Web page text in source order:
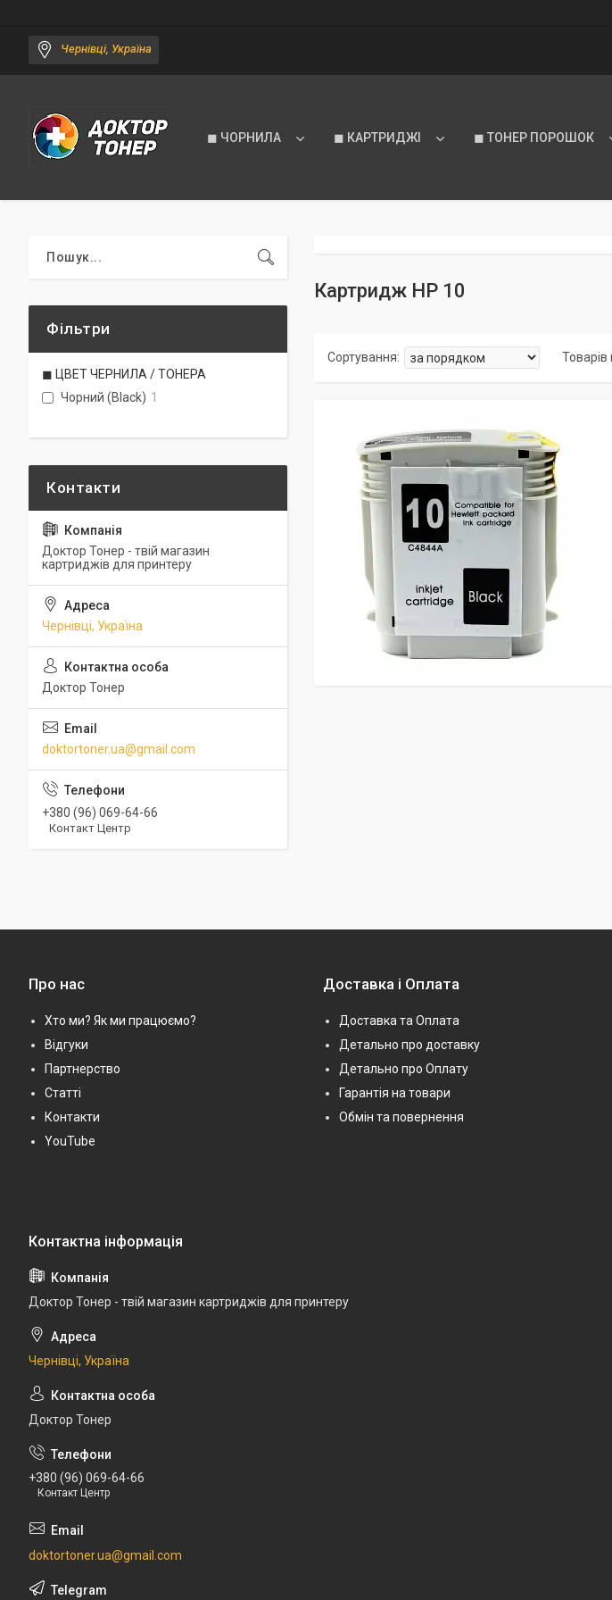
Чернівці, Україна
◼ ЧОРНИЛА ◼ КАРТРИДЖІ ◼ ТОНЕР ПОРОШОК
Картридж HP 10
Фільтри
◼ ЦВЕТ ЧЕРНИЛА / ТОНЕРА
Чорний (Black) 1
Доктор Тонер - твій магазин
картриджів для принтеру
Чернівці, Україна
Доктор Тонер
doktortoner.ua@gmail.com
+380 (96) 069-64-66
Контакт Центр
Про нас
Хто ми? Як ми працюємо?
Відгуки
Партнерство
Статті
Контакти
YouTube
Доставка і Оплата
Доставка та Оплата
Детально про доставку
Детально про Оплату
Гарантія на товари
Обмін та повернення
Доктор Тонер - твій магазин картриджів для принтеру
Чернівці, Україна
Доктор Тонер
+380 (96) 069-64-66
Контакт Центр
doktortoner.ua@gmail.com